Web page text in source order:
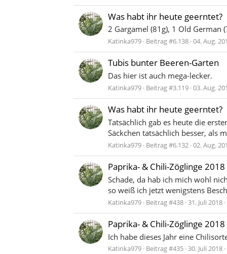
Was habt ihr heute geerntet?
2 Gargamel (81g), 1 Old German
Katinka979 Beitrag #6.138 04. Aug.
Tubis bunter Beeren-Garten
Das hier ist auch mega-lecker.
Katinka979 Beitrag #3.119 03. Aug.
Was habt ihr heute geerntet?
Tatsächlich gab es heute die
Säckchen tatsächlich besser, als
Katinka979 Beitrag #6.132 02. Aug.
Paprika- & Chili-Zöglinge 2018
Schade, da hab ich mich wohl
so weiß ich jetzt wenigstens
Katinka979 Beitrag #438 31. Juli 2018
Paprika- & Chili-Zöglinge 2018
Ich habe dieses Jahr eine
Katinka979 Beitrag #435 30. Juli 2018